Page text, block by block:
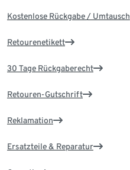
Kostenlose Rückgabe / Umtausch
Retourenetikett
30 Tage Rückgaberecht
Retouren-Gutschrift
Reklamation
Ersatzteile & Reparatur